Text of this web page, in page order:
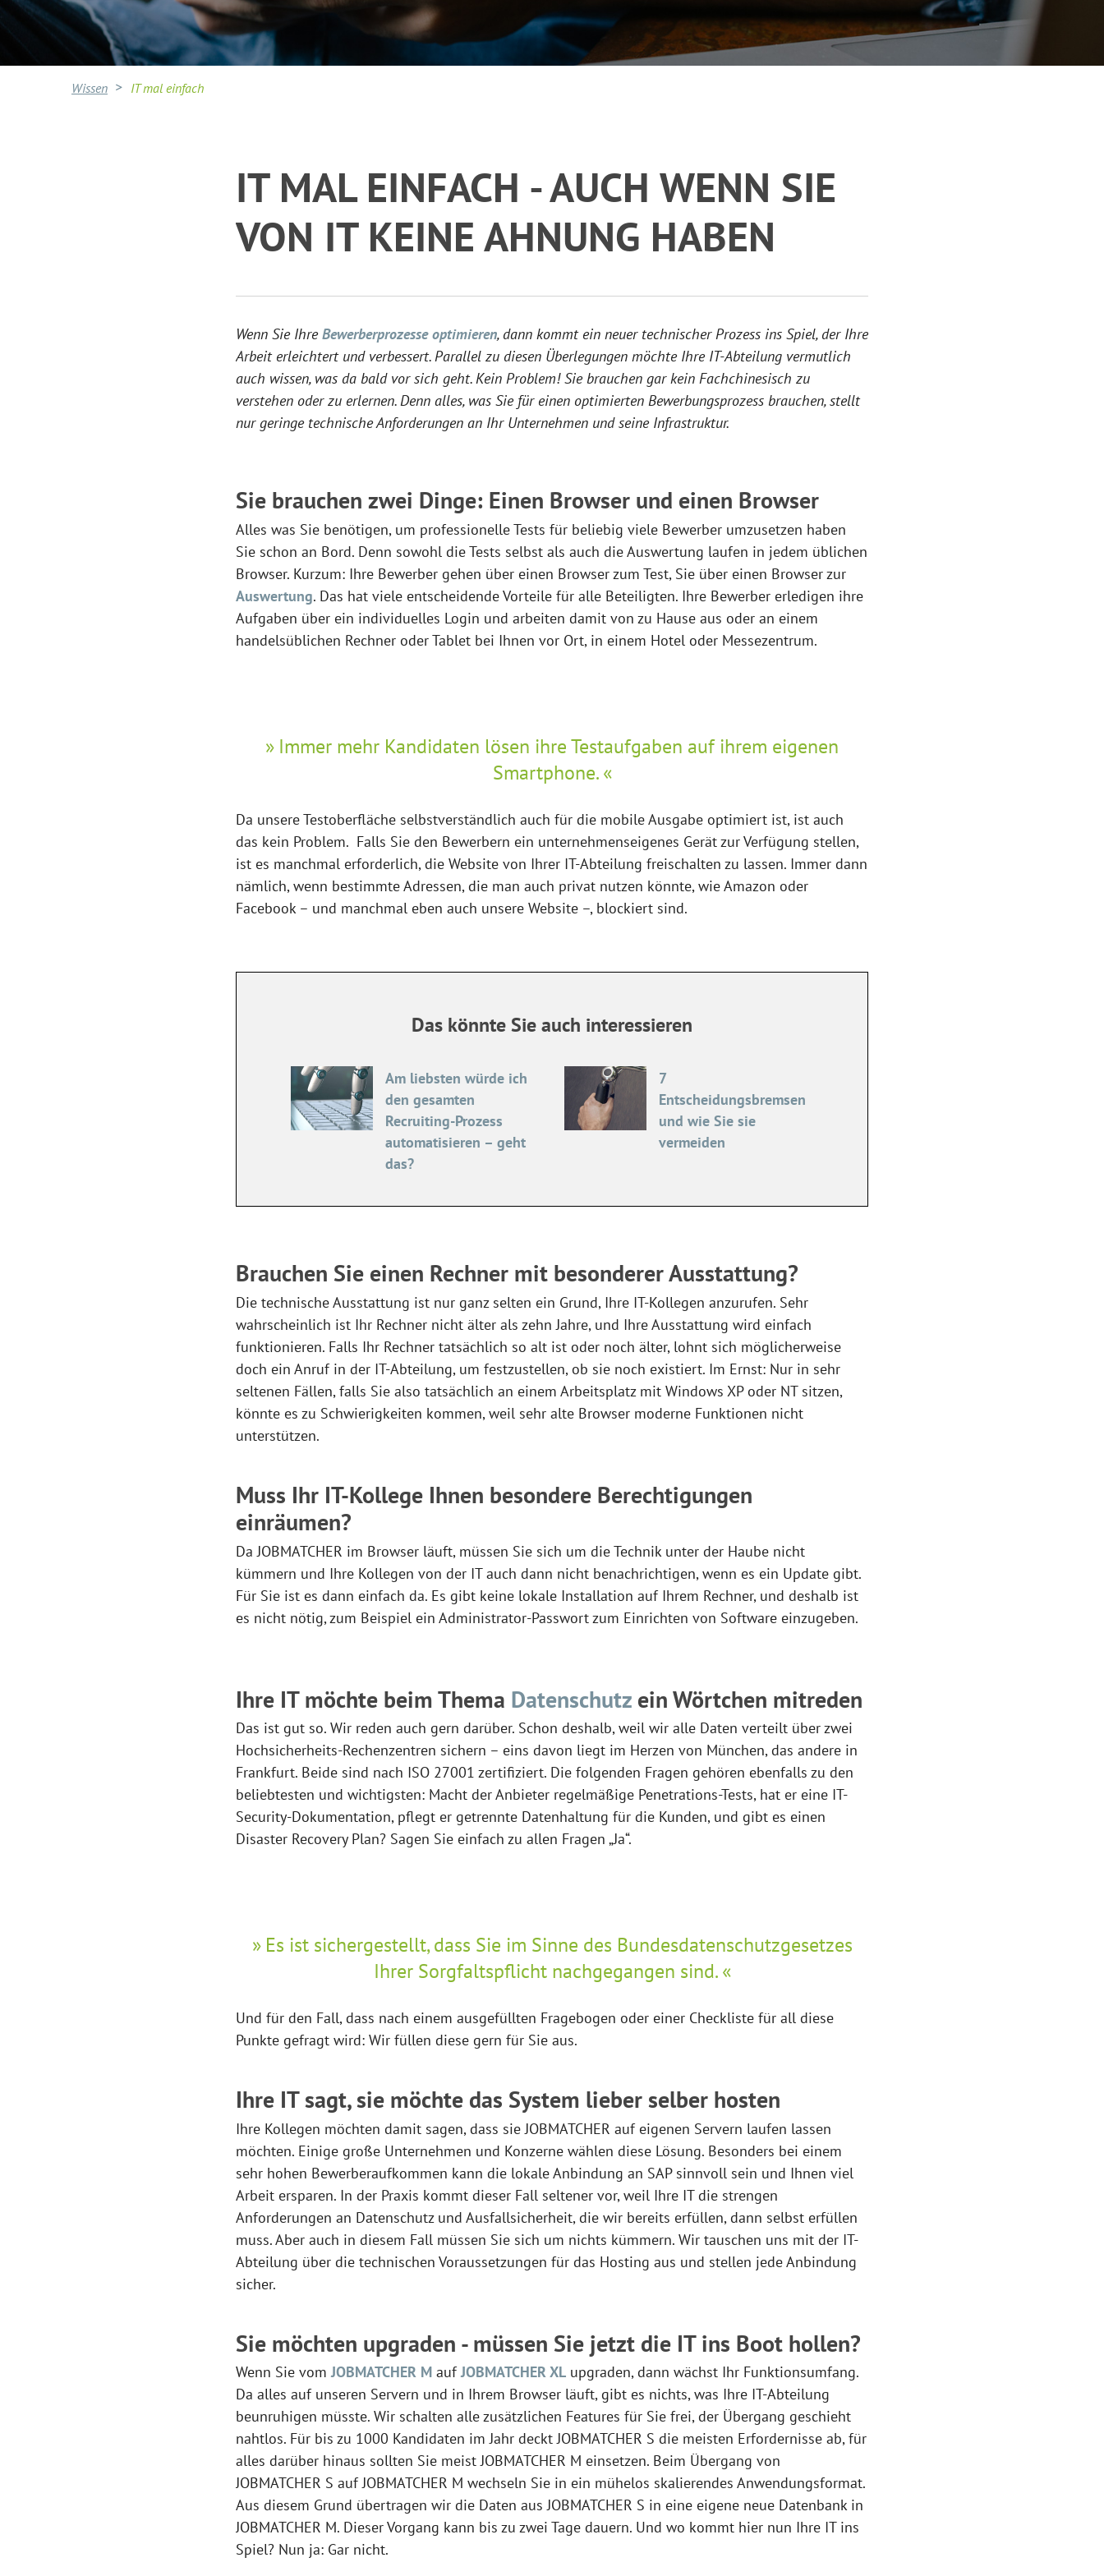
Wissen IT mal einfach
IT MAL EINFACH - AUCH WENN SIE
VON IT KEINE AHNUNG HABEN
Wenn Sie IhreBewerberprozesse optimieren, dann kommt ein neuer technischer Prozess ins Spiel, der Ihre
Arbeit erleichtert und verbessert. Parallel zu diesen Überlegungen möchte Ihre IT-Abteilung vermutlich
auch wissen, was da bald vor sich geht. Kein Problem! Sie brauchen gar kein Fachchinesisch zu
verstehen oder zu erlernen. Denn alles, was Sie für einen optimierten Bewerbungsprozess brauchen, stellt
nur geringe technische Anforderungen an Ihr Unternehmen und seine Infrastruktur.
Sie brauchen zwei Dinge: Einen Browser und einen Browser
Alles was Sie benötigen, um professionelle Tests für beliebig viele Bewerber umzusetzen haben
Sie schon an Bord. Denn sowohl die Tests selbst als auch die Auswertung laufen in jedem üblichen
Browser. Kurzum: Ihre Bewerber gehen über einen Browser zum Test, Sie über einen Browser zur
Auswertung. Das hat viele entscheidende Vorteile für alle Beteiligten. Ihre Bewerber erledigen ihre
Aufgaben über ein individuelles Login und arbeiten damit von zu Hause aus oder an einem
handelsüblichen Rechner oder Tablet bei Ihnen vor Ort, in einem Hotel oder Messezentrum.
Immer mehr Kandidaten lösen ihre Testaufgaben auf ihrem eigenen
Smartphone.
Da unsere Testoberfläche selbstverständlich auch für die mobile Ausgabe optimiert ist, ist auch
das kein Problem. Falls Sie den Bewerbern ein unternehmenseigenes Gerät zur Verfügung stellen,
ist es manchmal erforderlich, die Website von Ihrer IT-Abteilung freischalten zu lassen. Immer dann
nämlich, wenn bestimmte Adressen, die man auch privat nutzen könnte, wie Amazon oder
Facebook – und manchmal eben auch unsere Website –, blockiert sind.
Das könnte Sie auch interessieren
Am liebsten würde ich
den gesamten
Recruiting-Prozess
automatisieren – geht
das?
7
Entscheidungsbremsen
und wie Sie sie
vermeiden
Brauchen Sie einen Rechner mit besonderer Ausstattung?
Die technische Ausstattung ist nur ganz selten ein Grund, Ihre IT-Kollegen anzurufen. Sehr
wahrscheinlich ist Ihr Rechner nicht älter als zehn Jahre, und Ihre Ausstattung wird einfach
funktionieren. Falls Ihr Rechner tatsächlich so alt ist oder noch älter, lohnt sich möglicherweise
doch ein Anruf in der IT-Abteilung, um festzustellen, ob sie noch existiert. Im Ernst: Nur in sehr
seltenen Fällen, falls Sie also tatsächlich an einem Arbeitsplatz mit Windows XP oder NT sitzen,
könnte es zu Schwierigkeiten kommen, weil sehr alte Browser moderne Funktionen nicht
unterstützen.
Muss Ihr IT-Kollege Ihnen besondere Berechtigungen
einräumen?
Da JOBMATCHER im Browser läuft, müssen Sie sich um die Technik unter der Haube nicht
kümmern und Ihre Kollegen von der IT auch dann nicht benachrichtigen, wenn es ein Update gibt.
Für Sie ist es dann einfach da. Es gibt keine lokale Installation auf Ihrem Rechner, und deshalb ist
es nicht nötig, zum Beispiel ein Administrator-Passwort zum Einrichten von Software einzugeben.
Ihre IT möchte beim Thema Datenschutz ein Wörtchen mitreden
Das ist gut so. Wir reden auch gern darüber. Schon deshalb, weil wir alle Daten verteilt über zwei
Hochsicherheits-Rechenzentren sichern – eins davon liegt im Herzen von München, das andere in
Frankfurt. Beide sind nach ISO 27001 zertifiziert. Die folgenden Fragen gehören ebenfalls zu den
beliebtesten und wichtigsten: Macht der Anbieter regelmäßige Penetrations-Tests, hat er eine IT-
Security-Dokumentation, pflegt er getrennte Datenhaltung für die Kunden, und gibt es einen
Disaster Recovery Plan? Sagen Sie einfach zu allen Fragen „Ja“.
Es ist sichergestellt, dass Sie im Sinne des Bundesdatenschutzgesetzes
Ihrer Sorgfaltspflicht nachgegangen sind.
Und für den Fall, dass nach einem ausgefüllten Fragebogen oder einer Checkliste für all diese
Punkte gefragt wird: Wir füllen diese gern für Sie aus.
Ihre IT sagt, sie möchte das System lieber selber hosten
Ihre Kollegen möchten damit sagen, dass sie JOBMATCHER auf eigenen Servern laufen lassen
möchten. Einige große Unternehmen und Konzerne wählen diese Lösung. Besonders bei einem
sehr hohen Bewerberaufkommen kann die lokale Anbindung an SAP sinnvoll sein und Ihnen viel
Arbeit ersparen. In der Praxis kommt dieser Fall seltener vor, weil Ihre IT die strengen
Anforderungen an Datenschutz und Ausfallsicherheit, die wir bereits erfüllen, dann selbst erfüllen
muss. Aber auch in diesem Fall müssen Sie sich um nichts kümmern. Wir tauschen uns mit der IT-
Abteilung über die technischen Voraussetzungen für das Hosting aus und stellen jede Anbindung
sicher.
Sie möchten upgraden - müssen Sie jetzt die IT ins Boot hollen?
Wenn Sie vomJOBMATCHER M aufJOBMATCHER XL upgraden, dann wächst Ihr Funktionsumfang.
Da alles auf unseren Servern und in Ihrem Browser läuft, gibt es nichts, was Ihre IT-Abteilung
beunruhigen müsste. Wir schalten alle zusätzlichen Features für Sie frei, der Übergang geschieht
nahtlos. Für bis zu 1000 Kandidaten im Jahr deckt JOBMATCHER S die meisten Erfordernisse ab, für
alles darüber hinaus sollten Sie meist JOBMATCHER M einsetzen. Beim Übergang von
JOBMATCHER S auf JOBMATCHER M wechseln Sie in ein mühelos skalierendes Anwendungsformat.
Aus diesem Grund übertragen wir die Daten aus JOBMATCHER S in eine eigene neue Datenbank in
JOBMATCHER M. Dieser Vorgang kann bis zu zwei Tage dauern. Und wo kommt hier nun Ihre IT ins
Spiel? Nun ja: Gar nicht.